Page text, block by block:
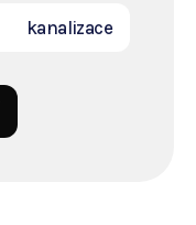
kanalizace